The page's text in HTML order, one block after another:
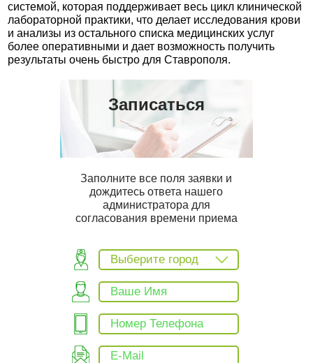
системой, которая поддерживает весь цикл клинической
лабораторной практики, что делает исследования крови
и анализы из остального списка медицинских услуг
более оперативными и дает возможность получить
результаты очень быстро для Ставрополя.
Записаться
Заполните все поля заявки и
дождитесь ответа нашего
администратора для
согласования времени приема
Выберите город